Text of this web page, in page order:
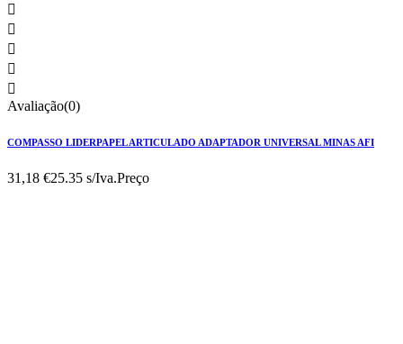





Avaliação(0)
COMPASSO LIDERPAPEL ARTICULADO ADAPTADOR UNIVERSAL MINAS AFI
31,18 €25.35 s/Iva.Preço